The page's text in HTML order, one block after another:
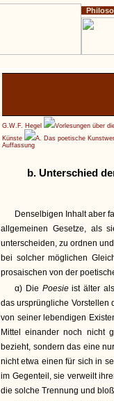
G.W.F. Hegel
Vorlesungen über
Künste
A. Das poetische
Auffassung
b. Unterschied
Denselbigen Inhalt aber
allgemeinen Gesetze, als
unterscheiden, zu ordnen
bei solcher möglichen
prosaischen von der
α) Die Poesieist älter
das ursprüngliche Vorstellen
von seiner lebendigen
Mittel einander noch nicht
bezieht, sondern das eine
nicht etwa einen für sich in
im Gegenteil, sie verweilt
die solche Trennung und